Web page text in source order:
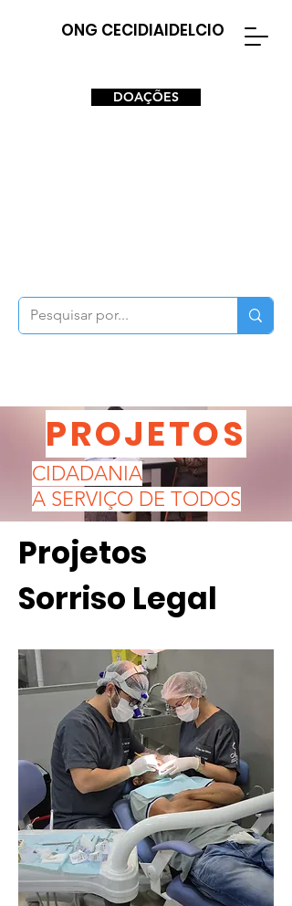
ONG CECIDIAIDELCIO
DOAÇÕES
PROJETOS
CIDADANIA
A SERVIÇO DE TODOS
Projetos
Sorriso Legal